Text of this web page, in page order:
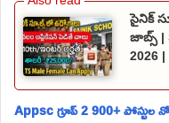
సైనిక్
జాబ్స్ |
2026
Appsc గ్రూప్ 2 900+ పోస్టుల